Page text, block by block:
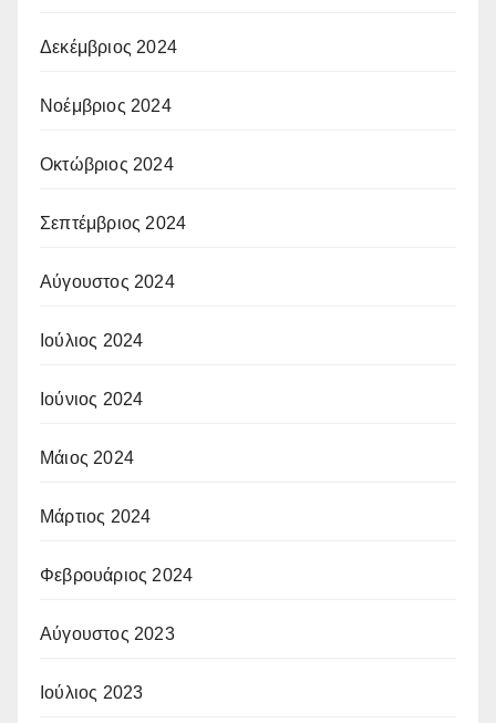
Δεκέμβριος 2024
Νοέμβριος 2024
Οκτώβριος 2024
Σεπτέμβριος 2024
Αύγουστος 2024
Ιούλιος 2024
Ιούνιος 2024
Μάιος 2024
Μάρτιος 2024
Φεβρουάριος 2024
Αύγουστος 2023
Ιούλιος 2023